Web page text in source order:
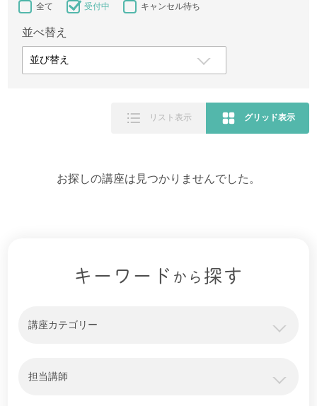
全て 受付中 キャンセル待ち
並べ替え
リスト表示 グリッド表示
お探しの講座は見つかりませんでした。
キーワード から 探す
講座カテゴリー
担当講師